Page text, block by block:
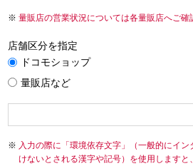
量販店の営業状況については各量販店へご確
店舗区分を指定
ドコモショップ
量販店など
入力の際に「環境依存文字」（一般的にイ
けないとされる漢字や記号）を使用します